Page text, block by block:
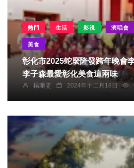
熱門 生活 影視 演唱會
美食
彰化市2025蛇麼隆發跨年晚會
李子森最愛彰化美食這兩味
楊珊雯 2024年十二月18日